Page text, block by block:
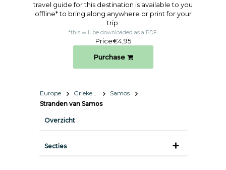
travel guide for this destination is available to you
offline* to bring along anywhere or print for your
trip.​
*this will be downloaded as a PDF.
Price€4,95
Purchase
Europe Griekenland
Samos
Stranden van Samos
Overzicht
Secties